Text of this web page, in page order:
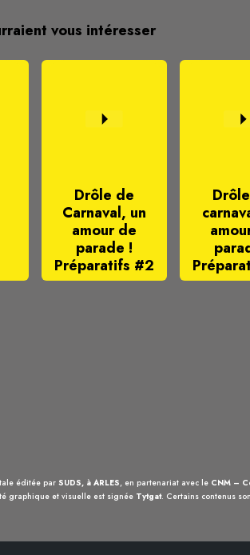
vous intéresser
Drôle de
Carnaval, un
amour de
parade !
Préparatifs #2
éditée parSUDS, à ARLES, en partenariat avec le CNM –
graphique et visuelle est signée Tytgat. Certains contenus